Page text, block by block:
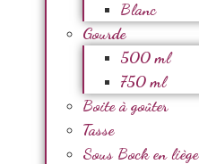
Blanc
Gourde
500 ml
750 ml
Boite à goûter
Tasse
Sous Bock en liège